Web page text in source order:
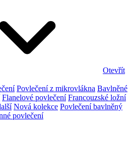
Otevřít
Povlečení z mikrovlákna Bavlněné
Flanelové povlečení Francouzské ložní
Nová kolekce Povlečení bavlněný
povlečení